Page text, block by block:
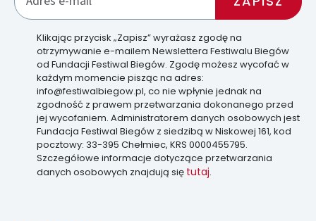
Klikając przycisk „Zapisz” wyrażasz zgodę na
otrzymywanie e-mailem Newslettera Festiwalu Biegów
od Fundacji Festiwal Biegów. Zgodę możesz wycofać w
każdym momencie pisząc na adres:
info@festiwalbiegow.pl, co nie wpłynie jednak na
zgodność z prawem przetwarzania dokonanego przed
jej wycofaniem. Administratorem danych osobowych jest
Fundacja Festiwal Biegów z siedzibą w Niskowej 161, kod
pocztowy: 33-395 Chełmiec, KRS 0000455795.
Szczegółowe informacje dotyczące przetwarzania
danych osobowych znajdują się tutaj.